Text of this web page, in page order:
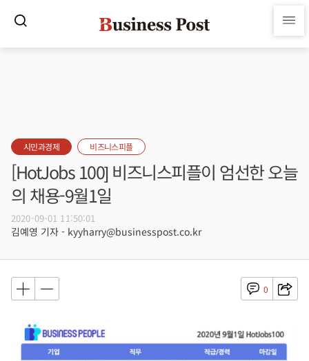
시민과경제 비즈니스피플
[HotJobs 100] 비즈니스피플이 엄선한 오늘
의 채용-9월1일
2020-09-01 11:50:01
김예영 기자 - kyyharry@businesspost.co.kr
0